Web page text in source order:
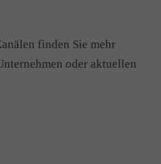
finden Sie mehr
oder aktuellen